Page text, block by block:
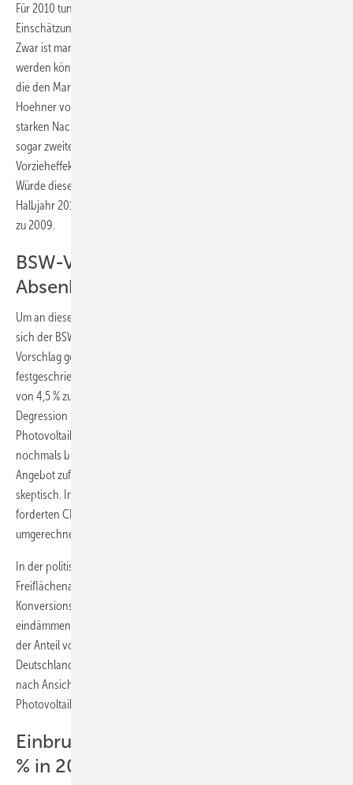
Für 2010 tun sich auch die Experten schwer, eine konkrete
Einschätzung über die Entwicklung des Photovoltaikmarktes zu geben.
Zwar ist man sich einig, dass das 1. Halbjahr sehr vielversprechend
werden könnte. Ab der Jahresmitte sind noch zu viele Faktoren unklar,
die den Markt beeinflussen könnten. Nach Aussage von Markus
Hoehner von EuPD Research sind viele Unternehmen nach der
starken Nachfrage in den vergangenen Monaten bis zum ersten oder
sogar zweiten Quartal 2010 komplett ausverkauft. Hoehner sieht hier
Vorzieheffekte vor der diskutierten Sonderabsenkung zum 1. Juli 2010.
Würde diese deutlich ausfallen, erwartet Hoehner für das zweite
Halbjahr 2010 eher einen Rückgang bei den Zubauzahlen im Vergleich
zu 2009.
BSW-Vorschlag zur weiteren
Absenkung der PV-Vergütung
Um an diesem Punkt in die Diskussion mit der Politik einzusteigen, hat
sich der BSW mit seinen Mitgliedern auf einen gemeinsamen
Vorschlag geeinigt. Demnach könnte es zusätzlich zu der im EEG
festgeschriebenen Degression zum 1. Januar von 9 bzw. 11 % eine
von 4,5 % zum 1. Juli geben. Damit würde die Hälfte der vorgesehenen
Degression für 2011 vorgezogen. Zum 1. Januar 2011 würde dann die
Photovoltaik-Förderung um weitere 4,5 % sowie je nach Zubau
nochmals bis zu 5 % abgesenkt werden. Ob sich die Politik mit diesem
Angebot zufrieden geben wird, sehen insbesondere die Analysten
skeptisch. Im Rahmen der Diskussion um den Koali­tionsvertrag
forderten CDU Politiker einen Sonderabschlag von 10 Eurocent, was
umgerechnet eine Senkung der Förderung um 30 % bedeutet hätte.
In der politischen Diskussion befinden sich aber auch die
Freiflächenanlagen. Hier würde eine Beschränkung auf sogenannte
Konver­sionsflächen den Marktanteil von Freiflächen insgesamt stark
eindämmen. Derzeit beträgt nach Aussage verschiedener Experten
der Anteil von Freiflächenanlagen rund 17 % an der gesamten in
Deutschland verbauten Modulmenge. Ein langfristiges Wachstum ist
nach Ansicht von Hoehner nur möglich, wenn die Renditen bei
Photovoltaik-Projekten nicht mehr alleine im Vordergrund s­tehen.
Einbruch bei der Solarthermie um 28
% in 2009